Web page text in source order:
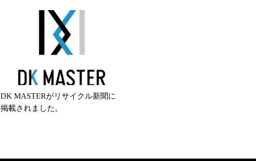
DK MASTERがリサイクル新聞に
掲載されました。